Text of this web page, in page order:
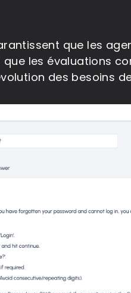
que les
les évaluations
des besoins